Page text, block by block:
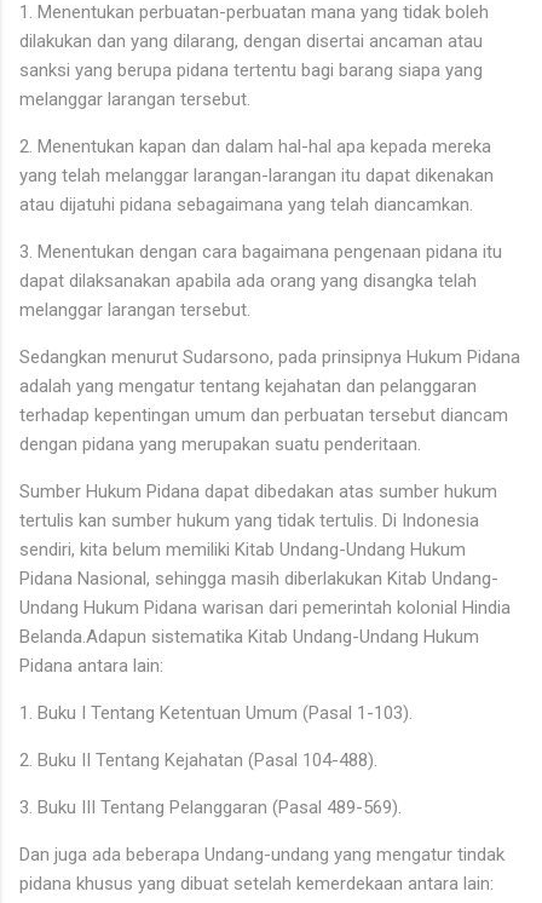
1. Menentukan perbuatan-perbuatan mana yang tidak boleh
dilakukan dan yang dilarang, dengan disertai ancaman atau
sanksi yang berupa pidana tertentu bagi barang siapa yang
melanggar larangan tersebut.
2. Menentukan kapan dan dalam hal-hal apa kepada mereka
yang telah melanggar larangan-larangan itu dapat dikenakan
atau dijatuhi pidana sebagaimana yang telah diancamkan.
3. Menentukan dengan cara bagaimana pengenaan pidana itu
dapat dilaksanakan apabila ada orang yang disangka telah
melanggar larangan tersebut.
Sedangkan menurut Sudarsono, pada prinsipnya Hukum Pidana
adalah yang mengatur tentang kejahatan dan pelanggaran
terhadap kepentingan umum dan perbuatan tersebut diancam
dengan pidana yang merupakan suatu penderitaan.
Sumber Hukum Pidana dapat dibedakan atas sumber hukum
tertulis kan sumber hukum yang tidak tertulis. Di Indonesia
sendiri, kita belum memiliki Kitab Undang-Undang Hukum
Pidana Nasional, sehingga masih diberlakukan Kitab Undang-
Undang Hukum Pidana warisan dari pemerintah kolonial Hindia
Belanda.Adapun sistematika Kitab Undang-Undang Hukum
Pidana antara lain:
1. Buku I Tentang Ketentuan Umum (Pasal 1-103).
2. Buku II Tentang Kejahatan (Pasal 104-488).
3. Buku III Tentang Pelanggaran (Pasal 489-569).
Dan juga ada beberapa Undang-undang yang mengatur tindak
pidana khusus yang dibuat setelah kemerdekaan antara lain: